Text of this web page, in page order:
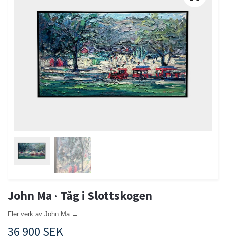
John Ma · Tåg i Slottskogen
Fler verk av John Ma →
36 900 SEK